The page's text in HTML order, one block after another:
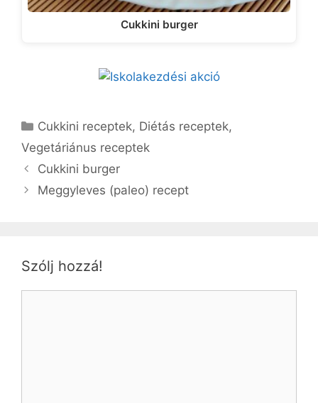
Cukkini burger
Kategória
Cukkini receptek, Diétás receptek,
Vegetáriánus receptek
Cukkini burger
Meggyleves (paleo) recept
Szólj hozzá!